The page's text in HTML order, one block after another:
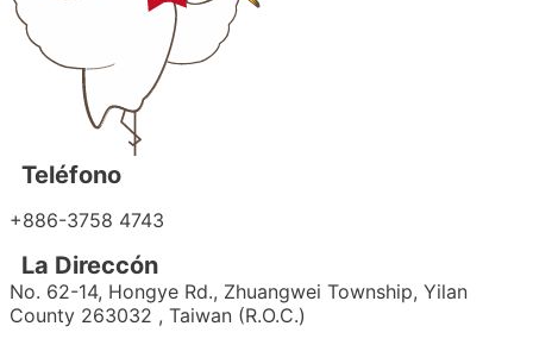
Teléfono
+886-3758 4743
La Direccón
No. 62-14, Hongye Rd., Zhuangwei Township, Yilan
County 263032 , Taiwan (R.O.C.)